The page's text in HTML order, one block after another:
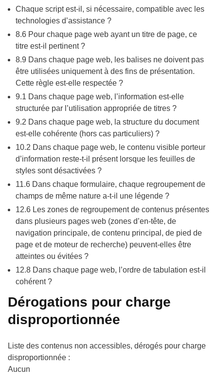
Chaque script est-il, si nécessaire, compatible avec les
technologies d’assistance ?
8.6 Pour chaque page web ayant un titre de page, ce
titre est-il pertinent ?
8.9 Dans chaque page web, les balises ne doivent pas
être utilisées uniquement à des fins de présentation.
Cette règle est-elle respectée ?
9.1 Dans chaque page web, l’information est-elle
structurée par l’utilisation appropriée de titres ?
9.2 Dans chaque page web, la structure du document
est-elle cohérente (hors cas particuliers) ?
10.2 Dans chaque page web, le contenu visible porteur
d’information reste-t-il présent lorsque les feuilles de
styles sont désactivées ?
11.6 Dans chaque formulaire, chaque regroupement de
champs de même nature a-t-il une légende ?
12.6 Les zones de regroupement de contenus présentes
dans plusieurs pages web (zones d’en-tête, de
navigation principale, de contenu principal, de pied de
page et de moteur de recherche) peuvent-elles être
atteintes ou évitées ?
12.8 Dans chaque page web, l’ordre de tabulation est-il
cohérent ?
Dérogations pour charge
disproportionnée
Liste des contenus non accessibles, dérogés pour charge
disproportionnée :
Aucun